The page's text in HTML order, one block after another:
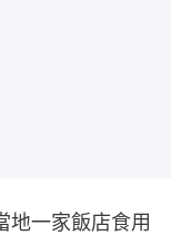
地一家飯店食用